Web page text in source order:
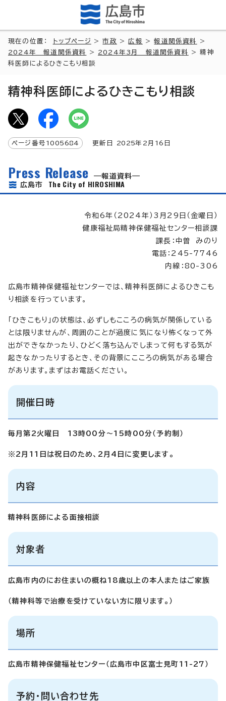
現在の位置： トップページ >市政 >広報 >報道関係資料
>
2024年 報道関係資料
> 2024年3月 報道関係資料
> 精神
科医師によるひきこもり相談
精神科医師によるひきこもり相談
ページ番号 1005684 更新日 2025年2月 16 日
Press Release
報道資料
広島市 The City of HIROSHIMA
令和6年（2024年）3月29日（金曜日）
健康福祉局精神保健福祉センター相談課
課長：中曽 みのり
電話：245-7746
内線：80-306
広島市精神保健福祉センターでは、精神科医師によるひきこも
り相談を行っています。
「ひきこもり」の状態は、必ずしもこころの病気が関係している
とは限りませんが、周囲のことが過度に気になり怖くなって外
出ができなかったり、ひどく落ち込んでしまって何もする気が
起きなかったりするとき、その背景にこころの病気がある場合
があります。まずはお電話ください。
開催日時
毎月第2火曜日 13時00分～15時00分（予約制）
※2月11日は祝日のため、2月4日に変更します。
内容
精神科医師による面接相談
対象者
広島市内のにお住まいの概ね18歳以上の本人またはご家族
（精神科等で治療を受けていない方に限ります。）
場所
広島市精神保健福祉センター（広島市中区富士見町11-27）
予約・問い合わせ先